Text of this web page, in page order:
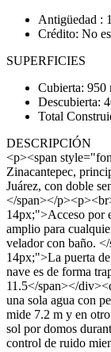
Antigüedad :
Crédito: No
SUPERFICIES
Cubierta: 950
Descubierta:
Total
DESCRIPCIÓN
<p><span
Zinacantepec,
Juárez, con doble
</span></
14px;">Acceso por
amplio para
velador con baño.
14px;">La puerta
nave es de forma
11.5</span></
una sola agua con
mide 7.2 m y en
sol por domos
control de ruido